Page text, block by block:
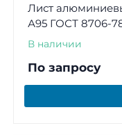
Лист
А95 ГОСТ 8706-
В наличии
По запросу